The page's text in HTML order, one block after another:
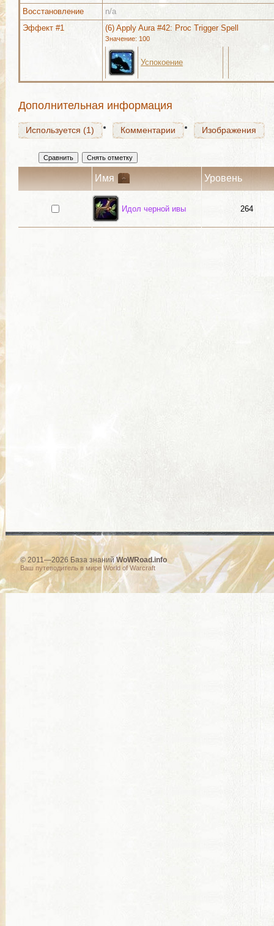
Восстановление
n/a
Эффект #1
(6) Apply Aura #42: Proc Trigger Spell
Значение: 100
Успокоение
Дополнительная информация
Используется (1) Комментарии Изображения
Используется (1) Комментарии Изображения
Используется (1) Комментарии Изображения
Имя Уровень
Идол черной ивы 264
© 2011—2026 База знанийWoWRoad.info
Ваш путеводитель в мире World of Warcraft